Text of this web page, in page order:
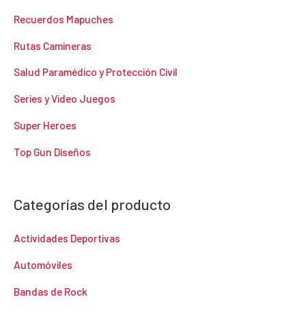
Recuerdos Mapuches
Rutas Camineras
Salud Paramédico y Protección Civil
Series y Video Juegos
Super Heroes
Top Gun Diseños
Categorías del producto
Actividades Deportivas
Automóviles
Bandas de Rock